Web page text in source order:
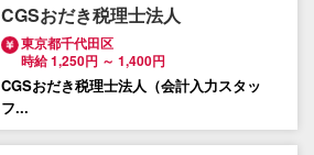
CGSおだき税理士法人
東京都千代田区
時給 1,250円 ～ 1,400円
CGSおだき税理士法人（会計入力スタッ
フ...